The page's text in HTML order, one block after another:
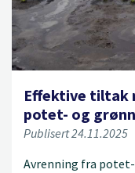
Effektive tiltak
potet- og
Publisert 24.11.2025
Avrenning fra